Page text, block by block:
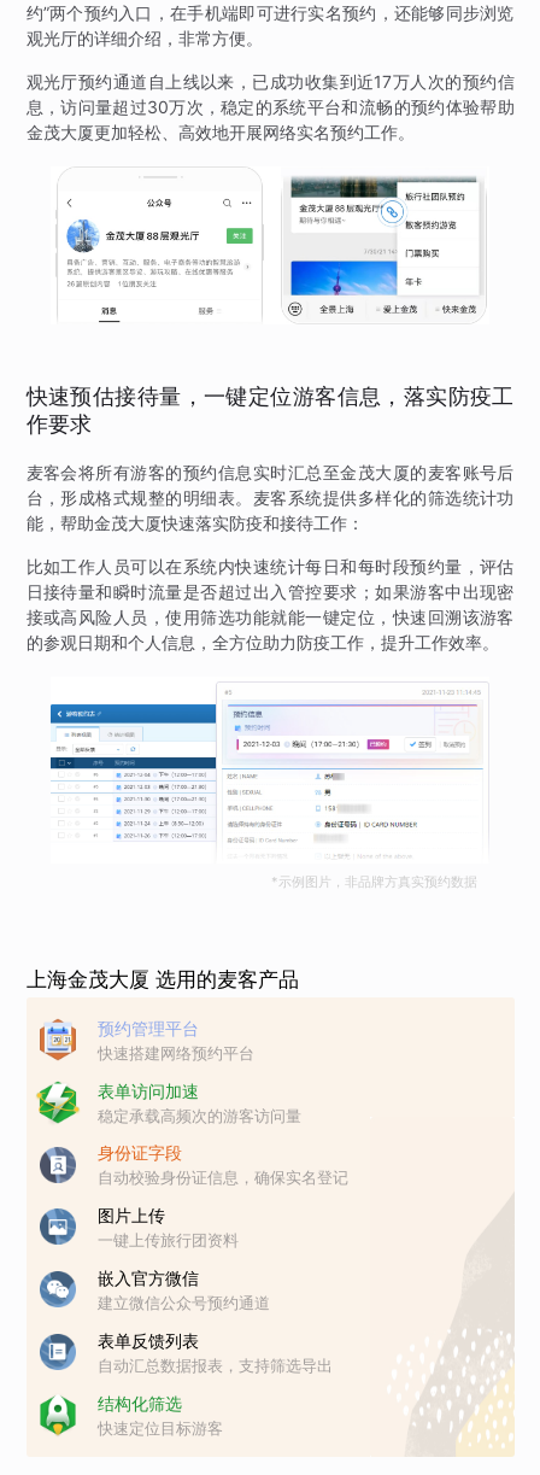
约”两个预约入口，在手机端即可进行实名预约，还能够同步浏览
观光厅的详细介绍，非常方便。
观光厅预约通道自上线以来，已成功收集到近17万人次的预约信
息，访问量超过30万次，稳定的系统平台和流畅的预约体验帮助
金茂大厦更加轻松、高效地开展网络实名预约工作。
快速预估接待量，一键定位游客信息，落实防疫工
作要求
麦客会将所有游客的预约信息实时汇总至金茂大厦的麦客账号后
台，形成格式规整的明细表。麦客系统提供多样化的筛选统计功
能，帮助金茂大厦快速落实防疫和接待工作：
比如工作人员可以在系统内快速统计每日和每时段预约量，评估
日接待量和瞬时流量是否超过出入管控要求；如果游客中出现密
接或高风险人员，使用筛选功能就能一键定位，快速回溯该游客
的参观日期和个人信息，全方位助力防疫工作，提升工作效率。
*示例图片，非品牌方真实预约数据
上海金茂大厦 选用的麦客产品
预约管理平台
快速搭建网络预约平台
表单访问加速
稳定承载高频次的游客访问量
身份证字段
自动校验身份证信息，确保实名登记
图片上传
一键上传旅行团资料
嵌入官方微信
建立微信公众号预约通道
表单反馈列表
自动汇总数据报表，支持筛选导出
结构化筛选
快速定位目标游客